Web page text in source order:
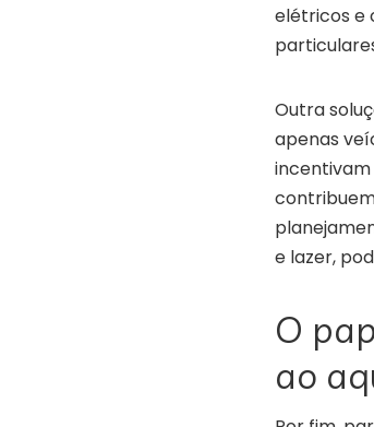
elétricos e
Outra
apenas
e lazer,
O
ao